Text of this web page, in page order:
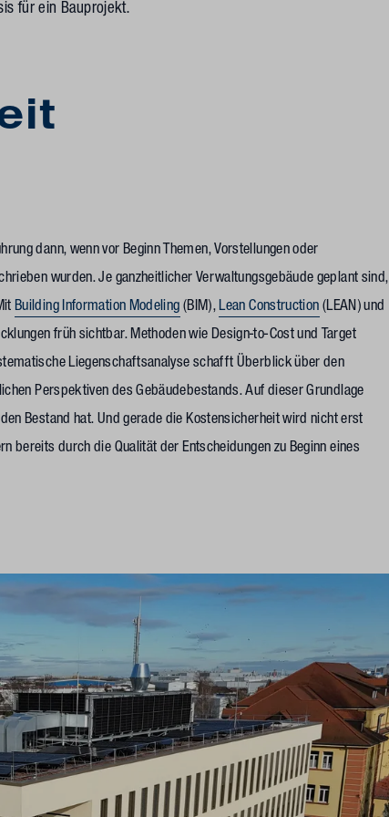
für ein Bauprojekt.
dann, wenn vor Beginn Themen, Vorstellungen oder
wurden. Je ganzheitlicher Verwaltungsgebäude geplant sind,
Building Information Modeling (BIM),Lean Construction (LEAN) und
früh sichtbar. Methoden wie Design-to-Cost und Target
Liegenschaftsanalyse schafft Überblick über den
Perspektiven des Gebäudebestands. Auf dieser Grundlage
Bestand hat. Und gerade die Kostensicherheit wird nicht erst
bereits durch die Qualität der Entscheidungen zu Beginn eines